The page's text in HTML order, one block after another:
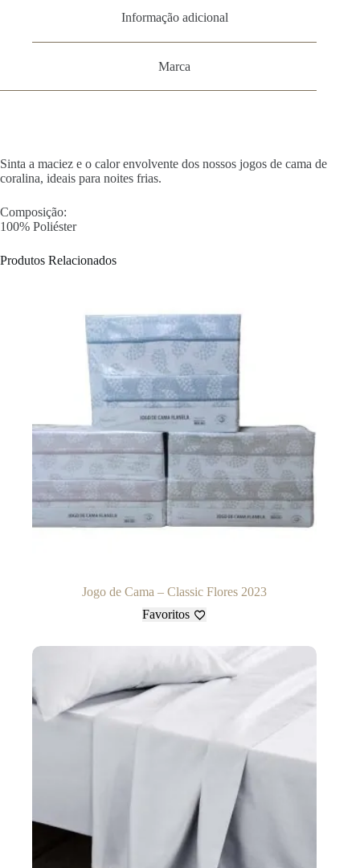
Informação adicional
Marca
Sinta a maciez e o calor envolvente dos nossos jogos de cama de
coralina, ideais para noites frias.
Composição:
100% Poliéster
Produtos Relacionados
Jogo de Cama – Classic Flores 2023
Favoritos